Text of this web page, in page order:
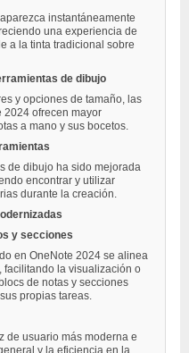
instantáneamente
una experiencia de
a la tinta tradicional sobre
de dibujo
y opciones de tamaño, las
2024 ofrecen mayor
a mano y sus bocetos.
de dibujo ha sido mejorada
encontrar y utilizar
durante la creación.
y secciones
en OneNote 2024 se alinea
facilitando la visualización o
de notas y secciones
propias tareas.
de usuario más moderna e